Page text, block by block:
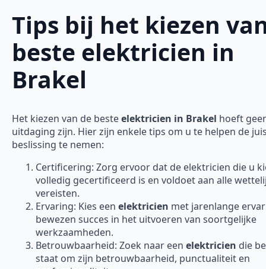
Tips bij het kiezen
beste elektricien in
Brakel
Het kiezen van de besteelektricien in Brakel hoeft
uitdaging zijn. Hier zijn enkele tips om u te helpen de
beslissing te nemen:
Certificering: Zorg ervoor dat de elektricien die u
volledig gecertificeerd is en voldoet aan alle
vereisten.
Ervaring: Kies een elektricien met jarenlange
bewezen succes in het uitvoeren van soortgelijke
werkzaamheden.
Betrouwbaarheid: Zoek naar een elektricien die
staat om zijn betrouwbaarheid, punctualiteit en